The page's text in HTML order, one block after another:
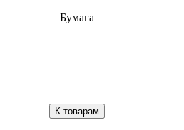
Бумага
К товарам